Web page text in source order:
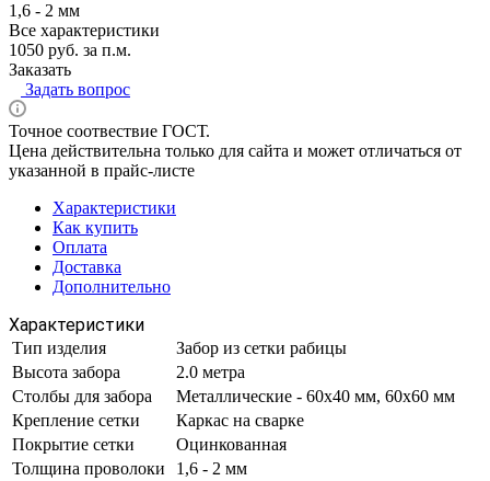
1,6 - 2 мм
Все характеристики
1050 руб. за п.м.
Заказать
Задать вопрос
Точное соотвествие ГОСТ.
Цена действительна только для сайта и может отличаться от
указанной в прайс-листе
Характеристики
Как купить
Оплата
Доставка
Дополнительно
Характеристики
Тип изделия
Забор из сетки рабицы
Высота забора
2.0 метра
Столбы для забора
Металлические - 60х40 мм, 60х60 мм
Крепление сетки
Каркас на сварке
Покрытие сетки
Оцинкованная
Толщина проволоки
1,6 - 2 мм